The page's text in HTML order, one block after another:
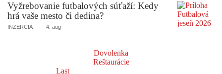
Vyžrebovanie futbalových súťaží: Kedy
hrá vaše mesto či dedina?
INZERCIA 4. aug
Dovolenka
Reštaurácie
Last